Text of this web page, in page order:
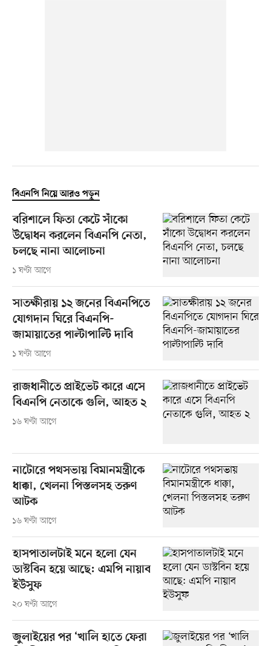
বিএনপি নিয়ে আরও পড়ুন
বরিশালে ফিতা কেটে সাঁকো
উদ্বোধন করলেন বিএনপি নেতা,
চলছে নানা আলোচনা
১ ঘণ্টা আগে
সাতক্ষীরায় ১২ জনের বিএনপিতে
যোগদান ঘিরে বিএনপি-
জামায়াতের পাল্টাপাল্টি দাবি
১ ঘণ্টা আগে
রাজধানীতে প্রাইভেট কারে এসে
বিএনপি নেতাকে গুলি, আহত ২
১৬ ঘণ্টা আগে
নাটোরে পথসভায় বিমানমন্ত্রীকে
ধাক্কা, খেলনা পিস্তলসহ তরুণ
আটক
১৬ ঘণ্টা আগে
হাসপাতালটাই মনে হলো যেন
ডাস্টবিন হয়ে আছে: এমপি নায়াব
ইউসুফ
২০ ঘণ্টা আগে
জুলাইয়ের পর ‘খালি হাতে ফেরা